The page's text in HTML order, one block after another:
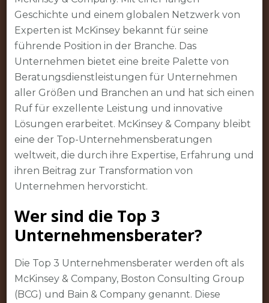
Geschichte und einem globalen Netzwerk von
Experten ist McKinsey bekannt für seine
führende Position in der Branche. Das
Unternehmen bietet eine breite Palette von
Beratungsdienstleistungen für Unternehmen
aller Größen und Branchen an und hat sich einen
Ruf für exzellente Leistung und innovative
Lösungen erarbeitet. McKinsey & Company bleibt
eine der Top-Unternehmensberatungen
weltweit, die durch ihre Expertise, Erfahrung und
ihren Beitrag zur Transformation von
Unternehmen hervorsticht.
Wer sind die Top 3
Unternehmensberater?
Die Top 3 Unternehmensberater werden oft als
McKinsey & Company, Boston Consulting Group
(BCG) und Bain & Company genannt. Diese